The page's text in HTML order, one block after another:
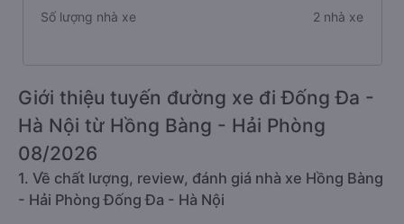
Số lượng nhà xe 2 nhà xe
Giới thiệu tuyến đường xe đi Đống Đa -
Hà Nội từ Hồng Bàng - Hải Phòng
08/2026
1. Về chất lượng, review, đánh giá nhà xe Hồng Bàng
- Hải Phòng Đống Đa - Hà Nội